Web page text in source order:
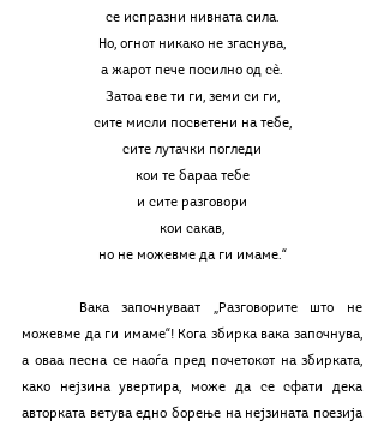
се испразни нивната сила.
Но, огнот никако не згаснува,
а жарот пече посилно од сè.
Затоа еве ти ги, земи си ги,
сите мисли посветени на тебе,
сите лутачки погледи
кои те бараа тебе
и сите разговори
кои сакав,
но не можевме да ги имаме.“
можевме да ги имаме“! Кога збирка вака започнува,
а оваа песна се наоѓа пред почетокот на збирката,
како нејзина увертира, може да се сфати дека
авторката ветува едно борење на нејзината поезија